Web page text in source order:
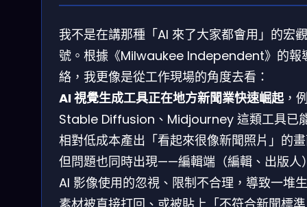
我不是在講那種「AI 來了大家都會用」的宏
號。根據《Milwaukee Independent》的報
絡，我更像是從工作現場的角度去看：
AI 視覺生成工具正在地方新聞業快速崛起，
Stable Diffusion、Midjourney 這類工具已
相對低成本產出「看起來很像新聞照片」的
但問題也同時出現——編輯端（編輯、出版人
AI 影像使用的忽視、限制不合理，導致一堆